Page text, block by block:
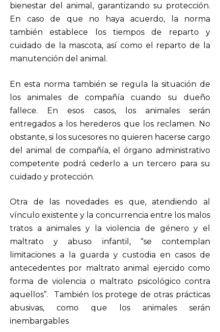
bienestar del animal, garantizando su protección.
En caso de que no haya acuerdo, la norma
también establece los tiempos de reparto y
cuidado de la mascota, así como el reparto de la
manutención del animal.
En esta norma también se regula la situación de
los animales de compañía cuando su dueño
fallece. En esos casos, los animales serán
entregados a los herederos que los reclamen. No
obstante, si los sucesores no quieren hacerse cargo
del animal de compañía, el órgano administrativo
competente podrá cederlo a un tercero para su
cuidado y protección.
Otra de las novedades es que, atendiendo al
vínculo existente y la concurrencia entre los malos
tratos a animales y la violencia de género y el
maltrato y abuso infantil, “se contemplan
limitaciones a la guarda y custodia en casos de
antecedentes por maltrato animal ejercido como
forma de violencia o maltrato psicológico contra
aquellos”. También los protege de otras prácticas
abusivas, como que los animales serán
inembargables